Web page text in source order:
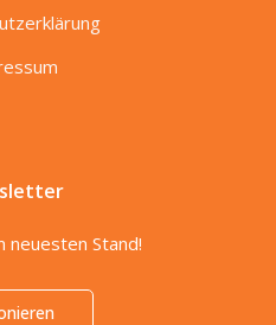
neuesten Stand!